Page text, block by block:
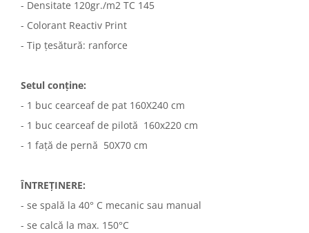
- Densitate 120gr./m2 TC 145
- Colorant Reactiv Print
- Tip țesătură: ranforce
Setul conține:
- 1 buc cearceaf de pat 160X240 cm
- 1 buc cearceaf de pilotă 160x220 cm
- 1 față de pernă 50X70 cm
ÎNTREȚINERE:
- se spală la 40° C mecanic sau manual
- se calcă la max. 150°C